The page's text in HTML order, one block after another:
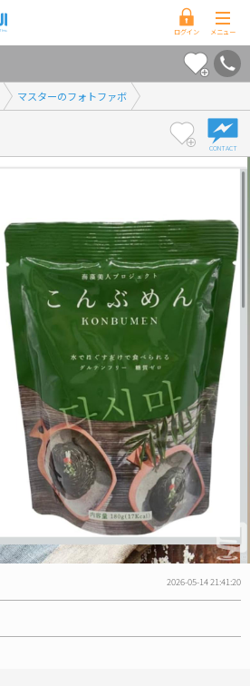
マスターのフォトファボ
2026-05-14 21:41:20